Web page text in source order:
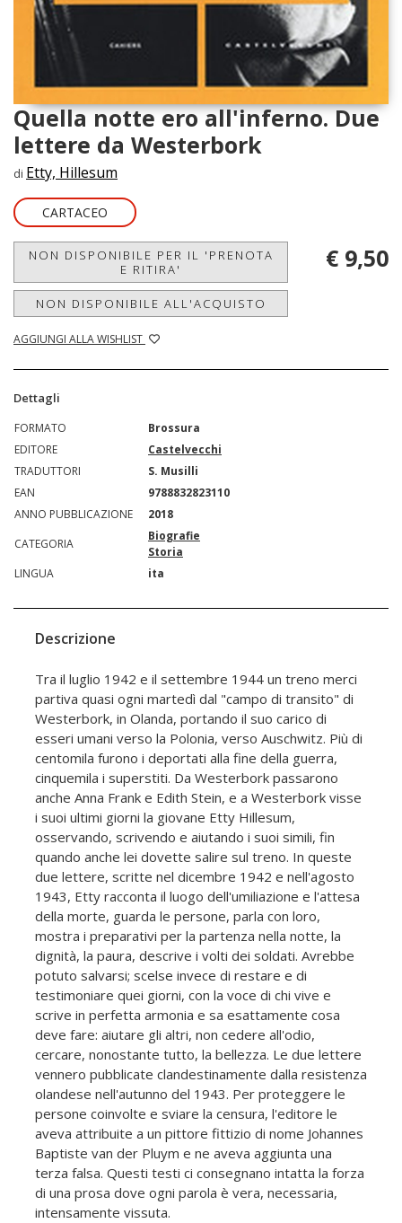
Quella notte ero all'inferno. Due
lettere da Westerbork
di Etty, Hillesum
CARTACEO
NON DISPONIBILE PER IL 'PRENOTA
E RITIRA'
NON DISPONIBILE ALL'ACQUISTO
AGGIUNGI ALLA WISHLIST
€ 9,50
Dettagli
FORMATO
Brossura
EDITORE
Castelvecchi
TRADUTTORI
S. Musilli
EAN
9788832823110
ANNO PUBBLICAZIONE
2018
CATEGORIA
Biografie
Storia
LINGUA
ita
Descrizione
Tra il luglio 1942 e il settembre 1944 un treno merci
partiva quasi ogni martedì dal "campo di transito" di
Westerbork, in Olanda, portando il suo carico di
esseri umani verso la Polonia, verso Auschwitz. Più di
centomila furono i deportati alla fine della guerra,
cinquemila i superstiti. Da Westerbork passarono
anche Anna Frank e Edith Stein, e a Westerbork visse
i suoi ultimi giorni la giovane Etty Hillesum,
osservando, scrivendo e aiutando i suoi simili, fin
quando anche lei dovette salire sul treno. In queste
due lettere, scritte nel dicembre 1942 e nell'agosto
1943, Etty racconta il luogo dell'umiliazione e l'attesa
della morte, guarda le persone, parla con loro,
mostra i preparativi per la partenza nella notte, la
dignità, la paura, descrive i volti dei soldati. Avrebbe
potuto salvarsi; scelse invece di restare e di
testimoniare quei giorni, con la voce di chi vive e
scrive in perfetta armonia e sa esattamente cosa
deve fare: aiutare gli altri, non cedere all'odio,
cercare, nonostante tutto, la bellezza. Le due lettere
vennero pubblicate clandestinamente dalla resistenza
olandese nell'autunno del 1943. Per proteggere le
persone coinvolte e sviare la censura, l'editore le
aveva attribuite a un pittore fittizio di nome Johannes
Baptiste van der Pluym e ne aveva aggiunta una
terza falsa. Questi testi ci consegnano intatta la forza
di una prosa dove ogni parola è vera, necessaria,
intensamente vissuta.